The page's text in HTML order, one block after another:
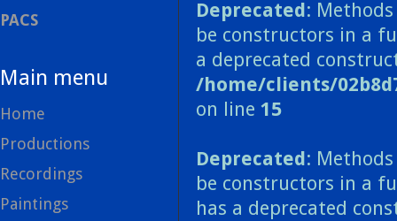
PACS
Main menu
Home
Productions
Recordings
Paintings
Deprecated:
be constructors in a
a deprecated
/home/clients/
on line 15
Deprecated:
be constructors in a
has a deprecated